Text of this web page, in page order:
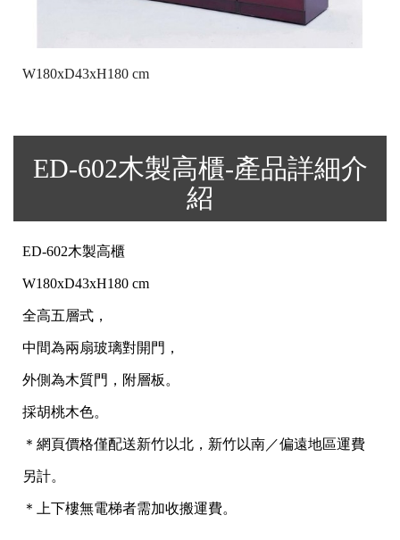
W180xD43xH180 cm
ED-602木製高櫃-產品詳細介
紹
ED-602木製高櫃
W180xD43xH180 cm
全高五層式，
中間為兩扇玻璃對開門，
外側為木質門，附層板。
採胡桃木色。
＊網頁價格僅配送新竹以北，新竹以南／偏遠地區運費
另計。
＊上下樓無電梯者需加收搬運費。